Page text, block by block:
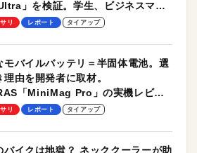
」を検証。学生、ビジネスマン
イルユースに最適！
リ レポート タイアップ
モバイルバッテリ＝半固体電池。選
理由を開発者に取材。
「MiniMag Pro」の実機レビュ
リ レポート タイアップ
バイクは地獄？ ネッククーラーが助